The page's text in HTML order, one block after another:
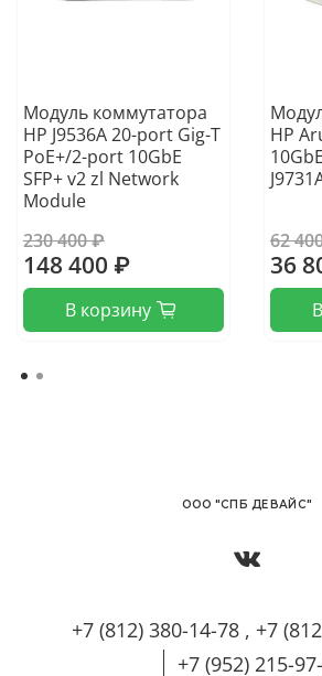
Модуль коммутатора
HP J9536A 20-port Gig-T
PoE+/2-port 10GbE
SFP+ v2 zl Network
Module
230 400 ₽
148 400 ₽
В корзину
HP
62
36
+7 (812) 380-14-78 , +7
+7 (952) 215-
OОО "СПБ ДЕВАЙС"